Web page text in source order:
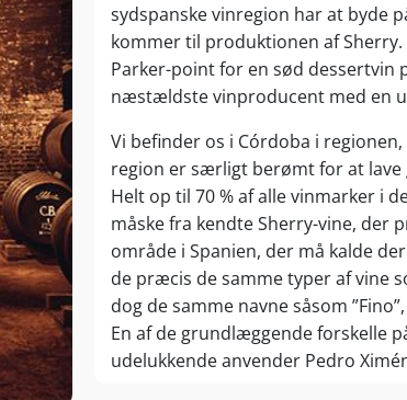
sydspanske vinregion har at byde
kommer til produktionen af Sherry.
Parker-point for en sød dessertvin
næstældste vinproducent med en
Vi befinder os i Córdoba i
region er særligt berømt for at lave
Helt op til 70 % af alle vinmarker i
måske fra kendte Sherry-vine, der
område i Spanien, der må kalde
de præcis de samme typer af vine
dog de samme navne såsom
En af de grundlæggende forskelle
udelukkende anvender Pedro